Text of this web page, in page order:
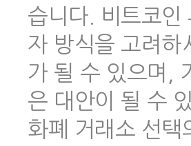
습니다. 비트코인
자 방식을 고려하
가 될 수 있으며,
은 대안이 될 수
화폐 거래소 선택